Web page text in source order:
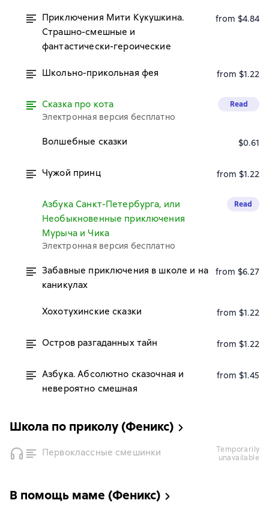
Приключения Мити Кукушкина.
Страшно-смешные и
фантастически-героические
from $4.84
Школьно-прикольная фея from $1.22
Сказка про кота
Электронная версия бесплатно
Read
Волшебные сказки $0.61
Чужой принц from $1.22
Азбука Санкт-Петербурга, или
Необыкновенные приключения
Мурыча и Чика
Электронная версия бесплатно
Read
Забавные приключения в школе и на
каникулах
from $6.27
Хохотухинские сказки from $1.22
Остров разгаданных тайн from $1.22
Азбука. Абсолютно сказочная и
невероятно смешная
from $1.45
Школа по приколу (Феникс)
Первоклассные смешинки
temporarily
unavailable
В помощь маме (Феникс)